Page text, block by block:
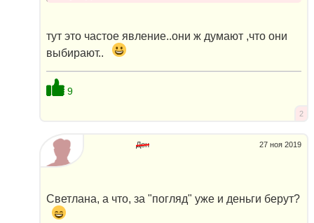
тут это частое явление..они ж думают ,что они
выбирают..
9
2
27 ноя 2019
Ден
Светлана, а что, за "погляд" уже и деньги берут?